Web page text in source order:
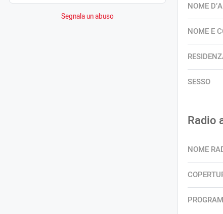
Segnala un abuso
NOME
NOME E
SESSO
Radio
NOME